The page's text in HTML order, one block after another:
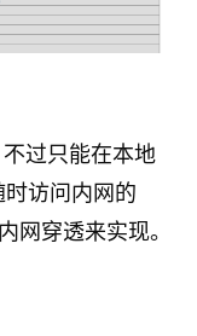
过只能在本地
访问内网的
网穿透来实现。